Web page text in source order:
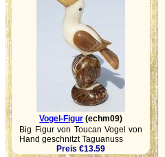
Vogel-Figur (echm09)
Big Figur von Toucan Vogel von
Hand geschnitzt Taguanuss
Preis €13.59